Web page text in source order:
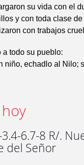
su vida con el
y con toda clase de
con trabajos
a todo su pueblo:
niño, echadlo al Nilo;
6.7-8 R/.
del Señor